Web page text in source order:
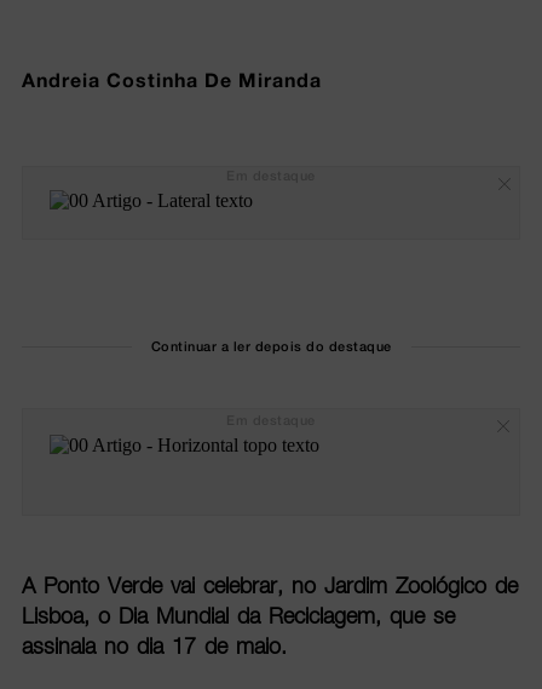
Andreia Costinha De Miranda
Continuar a ler depois do destaque
A Ponto Verde vai celebrar, no Jardim Zoológico de
Lisboa, o Dia Mundial da Reciclagem, que se
assinala no dia 17 de maio.